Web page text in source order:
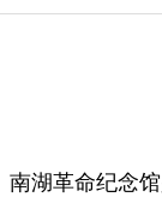
湖革命纪念馆